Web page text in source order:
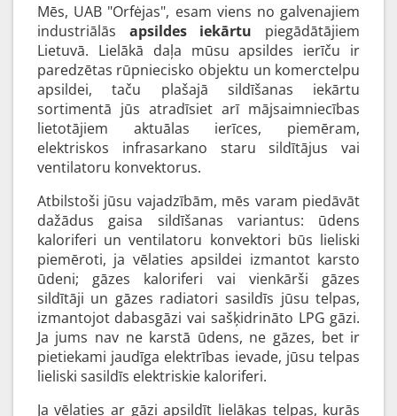
Mēs, UAB "Orfėjas", esam viens no galvenajiem
industriālās apsildes iekārtu piegādātājiem
Lietuvā. Lielākā daļa mūsu apsildes ierīču ir
paredzētas rūpniecisko objektu un komerctelpu
apsildei, taču plašajā sildīšanas iekārtu
sortimentā jūs atradīsiet arī mājsaimniecības
lietotājiem aktuālas ierīces, piemēram,
elektriskos infrasarkano staru sildītājus vai
ventilatoru konvektorus.
Atbilstoši jūsu vajadzībām, mēs varam piedāvāt
dažādus gaisa sildīšanas variantus: ūdens
kaloriferi un ventilatoru konvektori būs lieliski
piemēroti, ja vēlaties apsildei izmantot karsto
ūdeni; gāzes kaloriferi vai vienkārši gāzes
sildītāji un gāzes radiatori sasildīs jūsu telpas,
izmantojot dabasgāzi vai sašķidrināto LPG gāzi.
Ja jums nav ne karstā ūdens, ne gāzes, bet ir
pietiekami jaudīga elektrības ievade, jūsu telpas
lieliski sasildīs elektriskie kaloriferi.
Ja vēlaties ar gāzi apsildīt lielākas telpas, kurās